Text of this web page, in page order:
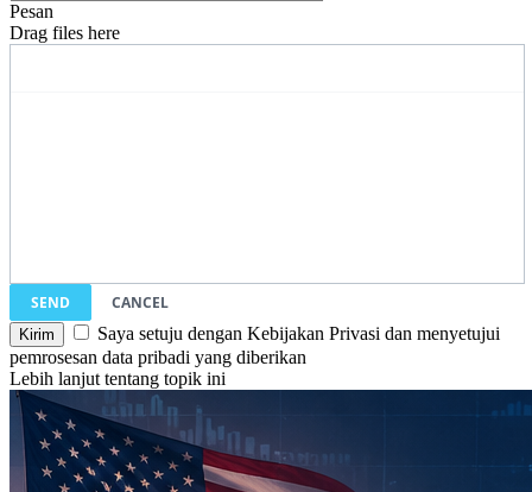
Pesan
Drag files here
SEND
CANCEL
Saya setuju dengan Kebijakan Privasi dan menyetujui
pemrosesan data pribadi yang diberikan
Lebih lanjut tentang topik ini